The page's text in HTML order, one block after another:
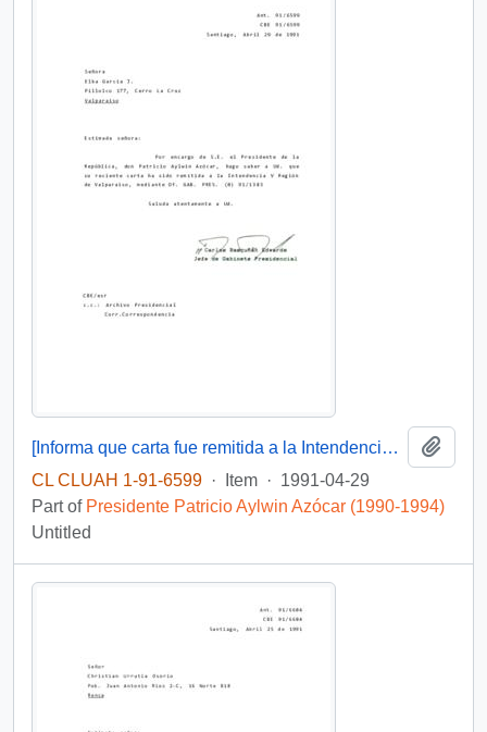
[Informa que carta fue remitida a la Intendencia V Región, mediante Of. GAB. PRES. (0) 91/1383]
CL CLUAH 1-91-6599 · Item · 1991-04-29
Part of Presidente Patricio Aylwin Azócar (1990-1994)
Untitled